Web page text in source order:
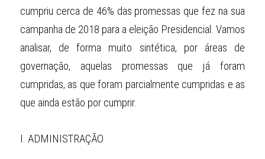
cumpriu cerca de 46% das promessas que fez na sua
campanha de 2018 para a eleição Presidencial. Vamos
analisar, de forma muito sintética, por áreas de
governação, aquelas promessas que já foram
cumpridas, as que foram parcialmente cumpridas e as
que ainda estão por cumprir.
I. ADMINISTRAÇÃO